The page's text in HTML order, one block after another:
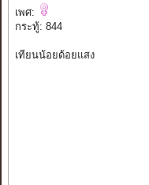
เพศ:
กระทู้: 844
เทียนน้อยด้อยแสง